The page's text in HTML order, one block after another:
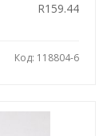
R159.44
Код: 118804-6